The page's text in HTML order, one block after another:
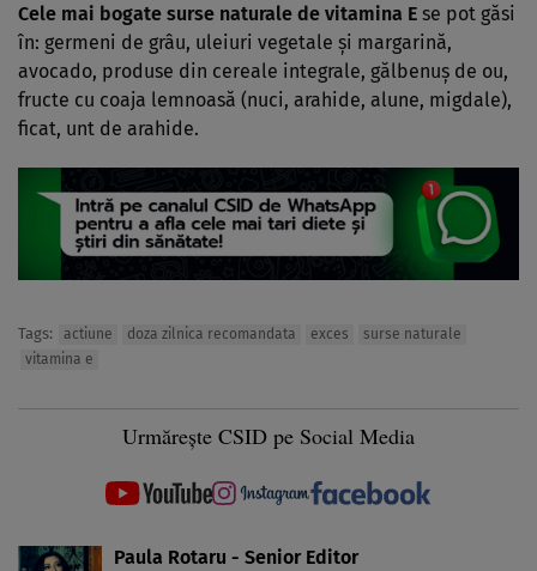
Cele mai bogate surse naturale de vitamina E se pot găsi
în: germeni de grâu, uleiuri vegetale şi margarină,
avocado, produse din cereale integrale, gălbenuş de ou,
fructe cu coaja lemnoasă (nuci, arahide, alune, migdale),
ficat, unt de arahide.
Tags: actiune doza zilnica recomandata exces
surse naturale
vitamina e
Urmărește CSID pe Social Media
Paula Rotaru - Senior Editor